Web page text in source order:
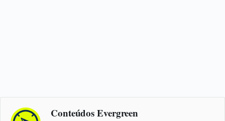
Conteúdos Evergreen